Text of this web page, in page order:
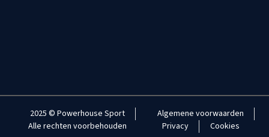
2025 © Powerhouse Sport
Alle rechten voorbehouden
Algemene voorwaarden
Privacy
Cookies